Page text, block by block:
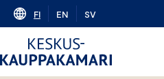
Skip
content
FI EN SV